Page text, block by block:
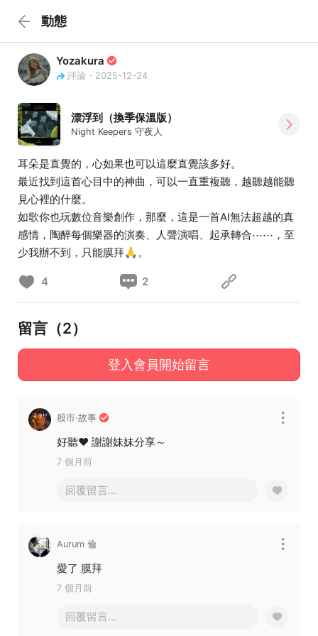
動態
Yozakura
評論・2025-12-24
漂浮到（換季保溫版）
Night Keepers 守夜人
耳朵是直覺的，心如果也可以這麼直覺該多好。
最近找到這首心目中的神曲，可以一直重複聽，越聽越能聽
見心裡的什麼。
如歌你也玩數位音樂創作，那麼，這是一首AI無法超越的真
感情，陶醉每個樂器的演奏、人聲演唱、起承轉合⋯⋯，至
少我辦不到，只能膜拜🙏。
4 2
留言（2）
登入會員開始留言
股市·故事
好聽❤️ 謝謝妹妹分享～
7 個月前
回覆留言...
Aurum 倫
愛了 膜拜
7 個月前
回覆留言...